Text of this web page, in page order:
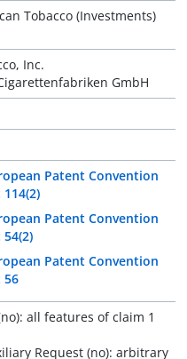
Tobacco (Investments)
Inc.
GmbH
Patent Convention
Patent Convention
Patent Convention
56
all features of claim 1
Request (no): arbitrary